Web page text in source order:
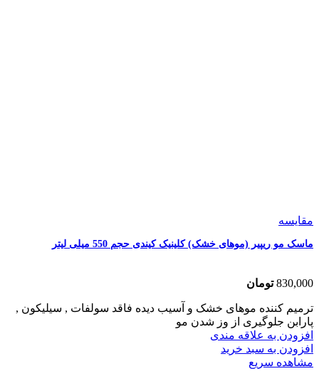
مقایسه
ماسک مو ریپیر (موهای خشک) کلینیک کیندی حجم 550 میلی لیتر
830,000 تومان
ترمیم کننده موهای خشک و آسیب دیده فاقد سولفات , سیلیکون ,
پارابن جلوگیری از وز شدن مو
افزودن به علاقه مندی
افزودن به سبد خرید
مشاهده سریع